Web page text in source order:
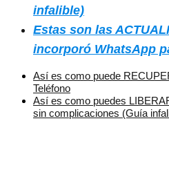
infalible)
Estas son las
incorporó WhatsApp
Así es como puede
Teléfono
Así es como puedes
sin complicaciones (Guía